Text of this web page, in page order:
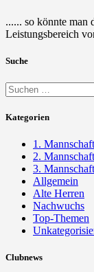
...... so könnte man
Leistungsbereich
Suche
Suchen
nach:
Kategorien
1. Mannschaft
2. Mannschaft
3. Mannschaft
Allgemein
Alte Herren
Nachwuchs
Top-Themen
Clubnews